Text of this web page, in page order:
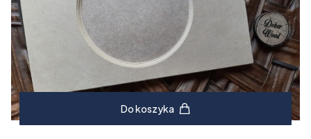
Do koszyka